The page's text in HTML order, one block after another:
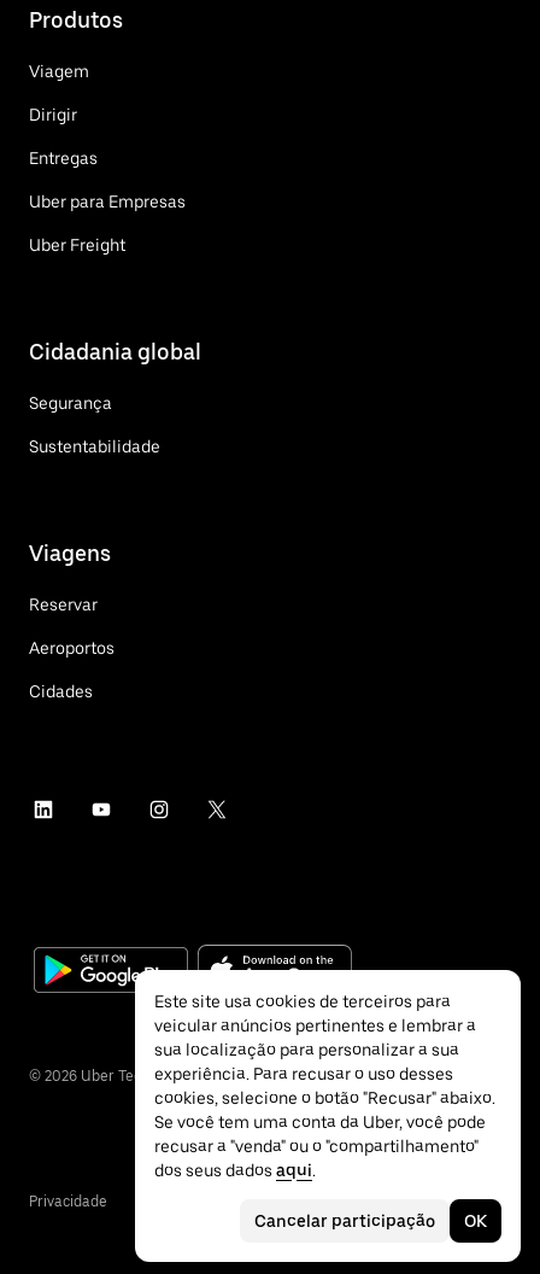
Produtos
Viagem
Dirigir
Entregas
Uber para Empresas
Uber Freight
Cidadania global
Segurança
Sustentabilidade
Viagens
Reservar
Aeroportos
Cidades
© 2026 Uber Technologies Inc.
Privacidade
Este site usa cookies de terceiros para
veicular anúncios pertinentes e lembrar a
sua localização para personalizar a sua
experiência. Para recusar o uso desses
cookies, selecione o botão "Recusar" abaixo.
Se você tem uma conta da Uber, você pode
recusar a "venda" ou o "compartilhamento"
dos seus dados aqui.
Cancelar participação OK